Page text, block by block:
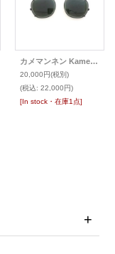
カメマンネン KameManNen KMN-114 48size専用 クリップオンサングラス
20,000円(税別)
(税込: 22,000円)
[In stock・在庫1点]